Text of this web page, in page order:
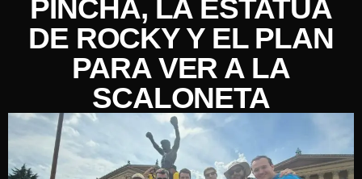
PINCHA, LA ESTATUA
DE ROCKY Y EL PLAN
PARA VER A LA
SCALONETA